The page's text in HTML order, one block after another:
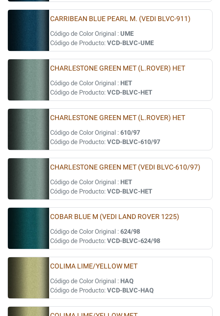
CARRIBEAN BLUE PEARL M. (VEDI BLVC-911)
Código de Color Original : UME
Código de Producto: VCD-BLVC-UME
CHARLESTONE GREEN MET (L.ROVER) HET
Código de Color Original : HET
Código de Producto: VCD-BLVC-HET
CHARLESTONE GREEN MET (L.ROVER) HET
Código de Color Original : 610/97
Código de Producto: VCD-BLVC-610/97
CHARLESTONE GREEN MET (VEDI BLVC-610/97)
Código de Color Original : HET
Código de Producto: VCD-BLVC-HET
COBAR BLUE M (VEDI LAND ROVER 1225)
Código de Color Original : 624/98
Código de Producto: VCD-BLVC-624/98
COLIMA LIME/YELLOW MET
Código de Color Original : HAQ
Código de Producto: VCD-BLVC-HAQ